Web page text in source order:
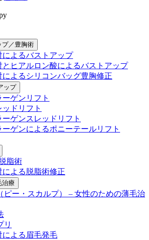
プ／豊胸術
によるバストアップ
とヒアルロン酸によるバストアップ
によるシリコンバッグ豊胸修正
ップ
ーゲンリフト
ッドリフト
ーゲンスレッドリフト
ーゲンによるポニーテールリフト
脂術
による脱脂術修正
治療
ピー・スカルプ） – 女性のための薄毛治
リ
による眉毛発毛